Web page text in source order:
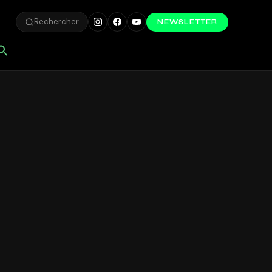
Rechercher NEWSLETTER